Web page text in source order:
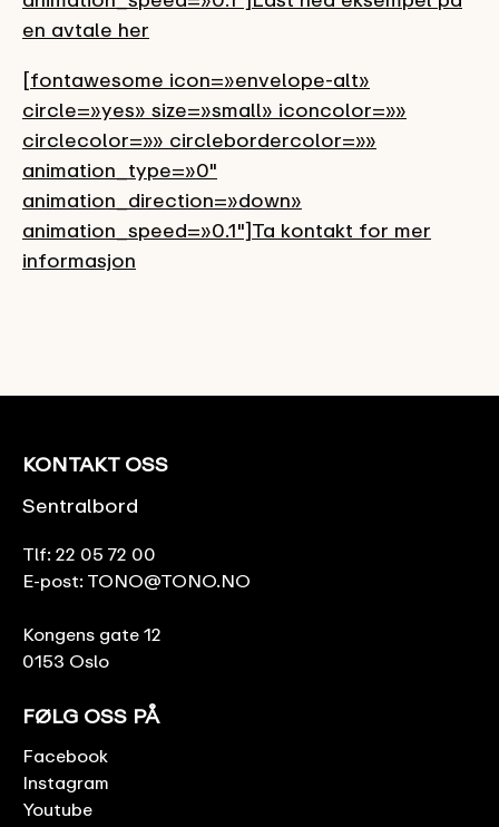
en avtale her
[fontawesome icon=»envelope-alt»
circle=»yes» size=»small» iconcolor=»»
circlecolor=»» circlebordercolor=»»
animation_type=»0″
animation_direction=»down»
animation_speed=»0.1″]Ta kontakt for mer
informasjon
KONTAKT OSS
Sentralbord
Tlf: 22 05 72 00
E-post: TONO@TONO.NO
Kongens gate 12
0153 Oslo
FØLG OSS PÅ
Facebook
Instagram
Youtube